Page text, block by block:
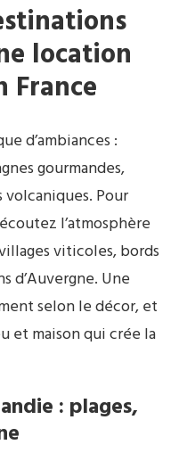
location
France
d’ambiances :
gourmandes,
Pour
l’atmosphère
viticoles, bords
d’Auvergne. Une
selon le décor, et
et maison qui crée la
: plages,